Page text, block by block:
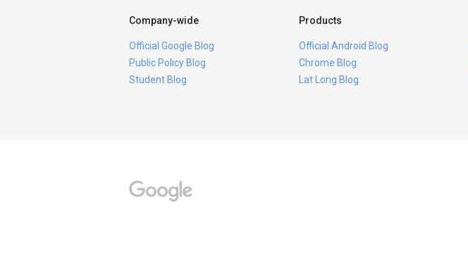
Company-wide
Official Google Blog
Public Policy Blog
Student Blog
Products
Official Android Blog
Chrome Blog
Lat Long Blog